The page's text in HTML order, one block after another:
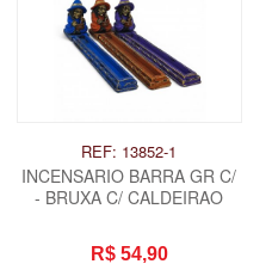
REF: 13852-1
INCENSARIO BARRA GR C/
- BRUXA C/ CALDEIRAO
R$ 54,90